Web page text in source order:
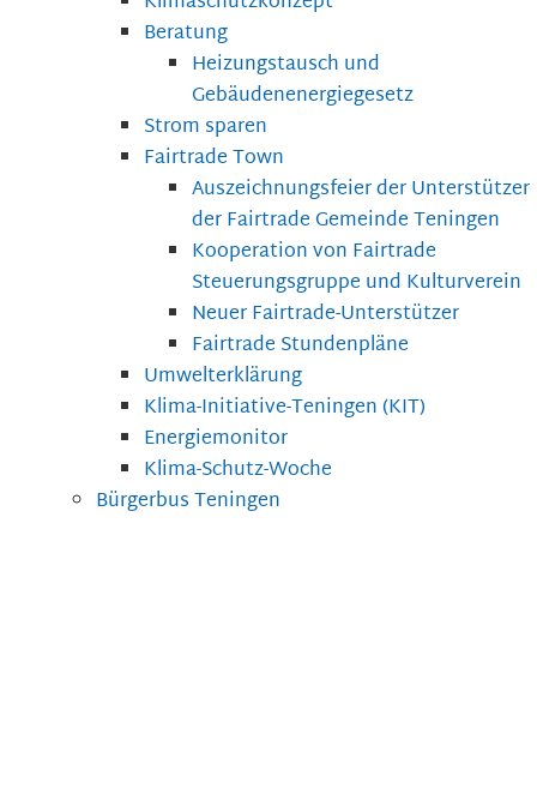
Beratung
Heizungstausch und
Gebäudenenergiegesetz
Strom sparen
Fairtrade Town
Auszeichnungsfeier der Unterstützer
der Fairtrade Gemeinde Teningen
Kooperation von Fairtrade
Steuerungsgruppe und Kulturverein
Neuer Fairtrade-Unterstützer
Fairtrade Stundenpläne
Umwelterklärung
Klima-Initiative-Teningen (KIT)
Energiemonitor
Klima-Schutz-Woche
Bürgerbus Teningen